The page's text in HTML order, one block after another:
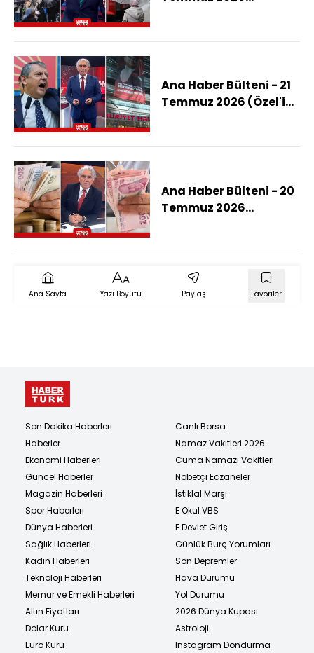
Ana Haber Bülteni - 21
Temmuz 2026 (Özel'in
Ana Haber Bülteni - 20
Temmuz 2026
Alacak?)
Ana Sayfa Yazı Boyutu Paylaş Favoriler
Son Dakika Haberleri
Haberler
Ekonomi Haberleri
Güncel Haberler
Magazin Haberleri
Spor Haberleri
Dünya Haberleri
Sağlık Haberleri
Kadın Haberleri
Teknoloji Haberleri
Memur ve Emekli Haberleri
Altın Fiyatları
Dolar Kuru
Euro Kuru
Canlı Borsa
Namaz Vakitleri 2026
Cuma Namazı Vakitleri
Nöbetçi Eczaneler
İstiklal Marşı
E Okul VBS
E Devlet Giriş
Günlük Burç Yorumları
Son Depremler
Hava Durumu
Yol Durumu
2026 Dünya Kupası
Astroloji
Instagram Dondurma